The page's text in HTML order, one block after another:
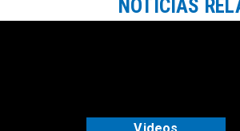
NOTICIAS
Videos